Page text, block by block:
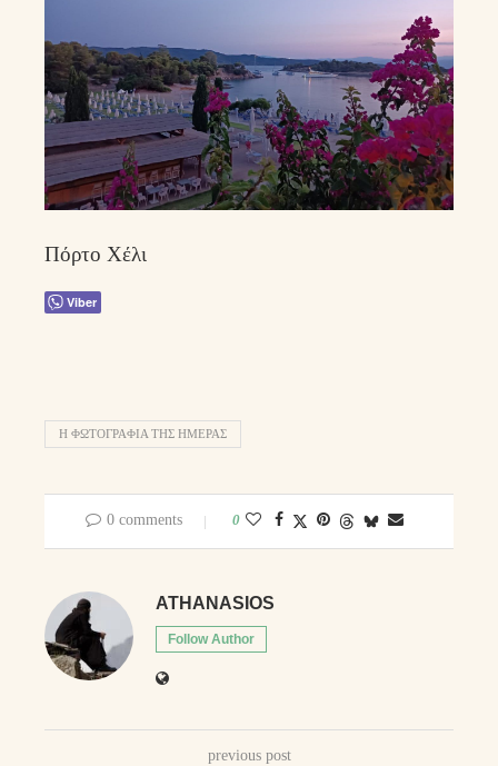
Πόρτο Χέλι
Viber
Η ΦΩΤΟΓΡΑΦΊΑ ΤΗΣ ΗΜΈΡΑΣ
0 comments 0
ATHANASIOS
Follow Author
previous post